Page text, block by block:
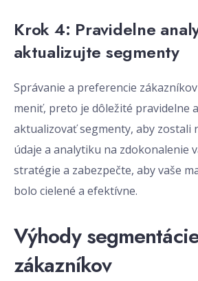
Krok 4: Pravidelne
aktualizujte segmenty
Správanie a preferencie
meniť, preto je dôležité pravidelne
aktualizovať segmenty, aby zostali
údaje a analytiku na zdokonalenie
stratégie a zabezpečte, aby vaše
bolo cielené a efektívne.
Výhody
zákazníkov